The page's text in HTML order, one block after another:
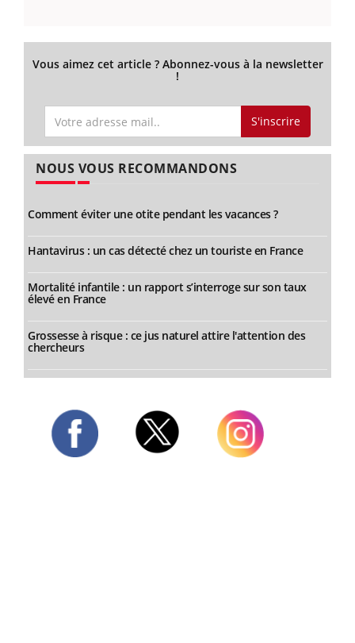
Vous aimez cet article ? Abonnez-vous à la newsletter
!
S'inscrire
NOUS VOUS RECOMMANDONS
Comment éviter une otite pendant les vacances ?
Hantavirus : un cas détecté chez un touriste en France
Mortalité infantile : un rapport s’interroge sur son taux
élevé en France
Grossesse à risque : ce jus naturel attire l'attention des
chercheurs